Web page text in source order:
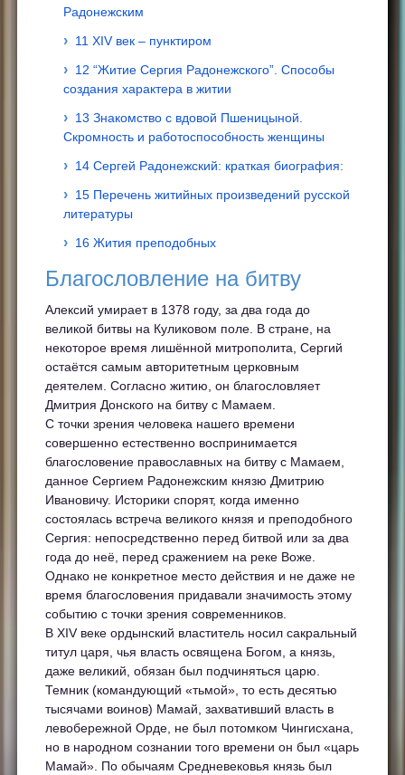
Радонежским
11 XIV век – пунктиром
12 “Житие Сергия Радонежского”. Способы
создания характера в житии
13 Знакомство с вдовой Пшеницыной.
Скромность и работоспособность женщины
14 Сергей Радонежский: краткая биография:
15 Перечень житийных произведений русской
литературы
16 Жития преподобных
Благословление на битву
Алексий умирает в 1378 году, за два года до
великой битвы на Куликовом поле. В стране, на
некоторое время лишённой митрополита, Сергий
остаётся самым авторитетным церковным
деятелем. Согласно житию, он благословляет
Дмитрия Донского на битву с Мамаем.
С точки зрения человека нашего времени
совершенно естественно воспринимается
благословение православных на битву с Мамаем,
данное Сергием Радонежским князю Дмитрию
Ивановичу. Историки спорят, когда именно
состоялась встреча великого князя и преподобного
Сергия: непосредственно перед битвой или за два
года до неё, перед сражением на реке Воже.
Однако не конкретное место действия и не даже не
время благословения придавали значимость этому
событию с точки зрения современников.
В XIV веке ордынский властитель носил сакральный
титул царя, чья власть освящена Богом, а князь,
даже великий, обязан был подчиняться царю.
Темник (командующий «тьмой», то есть десятью
тысячами воинов) Мамай, захвативший власть в
левобережной Орде, не был потомком Чингисхана,
но в народном сознании того времени он был «царь
Мамай». По обычаям Средневековья князь был